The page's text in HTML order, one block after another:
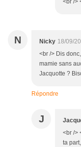
<br />
N Nicky 18/09/
<br /> Dis
mamie sans
Jacquotte ?
Répondre
J
<br />
ta